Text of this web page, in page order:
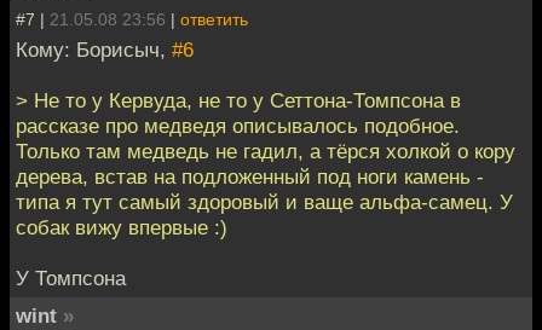
#7 | 21.05.08 23:56 | ответить
Кому: Борисыч, #6
> Не то у Кервуда, не то у Сеттона-Томпсона в
рассказе про медведя описывалось подобное.
Только там медведь не гадил, а тёрся холкой о кору
дерева, встав на подложенный под ноги камень -
типа я тут самый здоровый и ваще альфа-самец. У
собак вижу впервые :)
У Томпсона
wint »